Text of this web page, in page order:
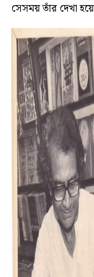
সেসময় তাঁর দেখা